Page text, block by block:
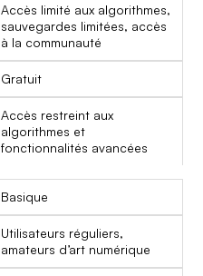
Accès limité aux algorithmes,
sauvegardes limitées, accès
à la communauté
Gratuit
Accès restreint aux
algorithmes et
fonctionnalités avancées
Basique
Utilisateurs réguliers,
amateurs d’art numérique